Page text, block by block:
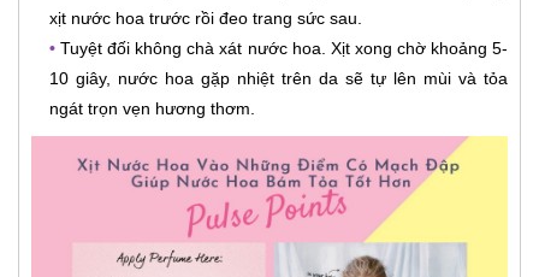
xịt nước hoa trước rồi đeo trang sức sau.
• Tuyệt đối không chà xát nước hoa. Xịt xong chờ khoảng 5-
10 giây, nước hoa gặp nhiệt trên da sẽ tự lên mùi và tỏa
ngát trọn vẹn hương thơm.